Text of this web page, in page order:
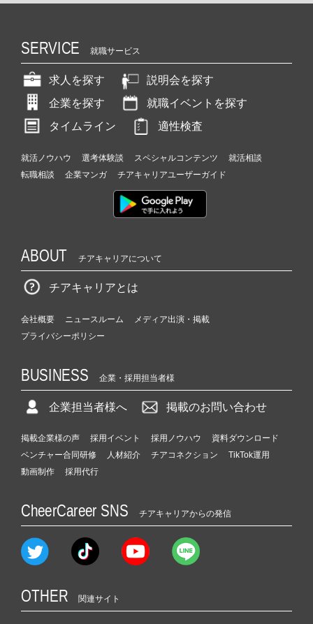
SERVICE 就職サービス
求人を探す
説明会を探す
企業を探す
就職イベントを探す
タイムライン
適性検査
就活ノウハウ 選考体験談 スペシャルコンテンツ
就活相談
転職相談
企業マンガ チアキャリアユーザーガイド
ABOUT チアキャリアについて
チアキャリアとは
会社概要 ニュースルーム
メディア出演・掲載
プライバシーポリシー
BUSINESS 企業・採用担当者様
企業担当者様へ 掲載のお問い合わせ
掲載企業様の声 採用イベント 採用ノウハウ
資料ダウンロード
ベンチャー合同研修
人材紹介 チアコネクション
TikTok運用
動画制作
採用代行
CheerCareer SNS チアキャリアからの発信
OTHER 関連サイト